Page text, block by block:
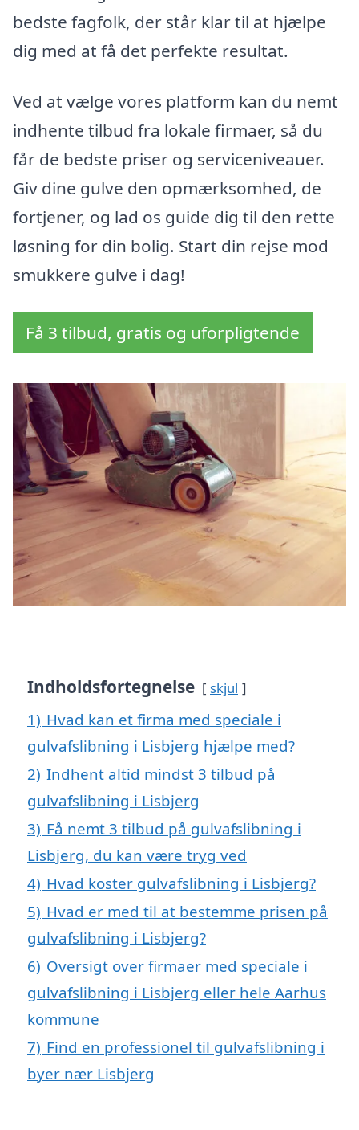
bedste fagfolk, der står klar til at hjælpe
dig med at få det perfekte resultat.
Ved at vælge vores platform kan du nemt
indhente tilbud fra lokale firmaer, så du
får de bedste priser og serviceniveauer.
Giv dine gulve den opmærksomhed, de
fortjener, og lad os guide dig til den rette
løsning for din bolig. Start din rejse mod
smukkere gulve i dag!
Få 3 tilbud, gratis og uforpligtende
Indholdsfortegnelse skjul
1) Hvad kan et firma med speciale i
gulvafslibning i Lisbjerg hjælpe med?
2) Indhent altid mindst 3 tilbud på
gulvafslibning i Lisbjerg
3) Få nemt 3 tilbud på gulvafslibning i
Lisbjerg, du kan være tryg ved
4) Hvad koster gulvafslibning i Lisbjerg?
5) Hvad er med til at bestemme prisen på
gulvafslibning i Lisbjerg?
6) Oversigt over firmaer med speciale i
gulvafslibning i Lisbjerg eller hele Aarhus
kommune
7) Find en professionel til gulvafslibning i
byer nær Lisbjerg